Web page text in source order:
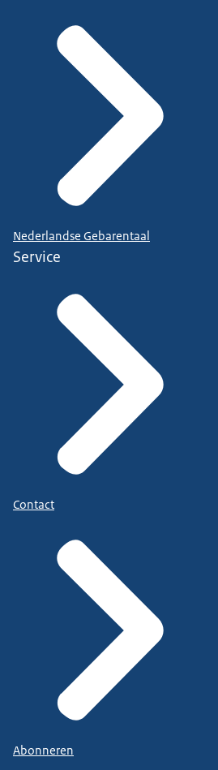
Nederlandse Gebarentaal
Service
Contact
Abonneren